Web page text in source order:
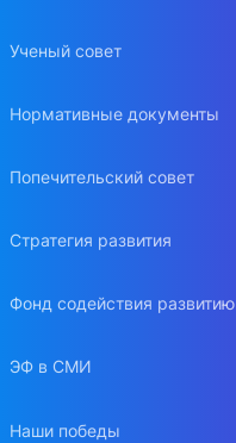
Ученый совет
Нормативные документы
Попечительский совет
Стратегия развития
Фонд содействия развитию
ЭФ в СМИ
Наши победы